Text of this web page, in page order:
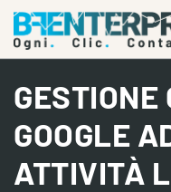
GESTIONE
GOOGLE
ATTIVITÀ